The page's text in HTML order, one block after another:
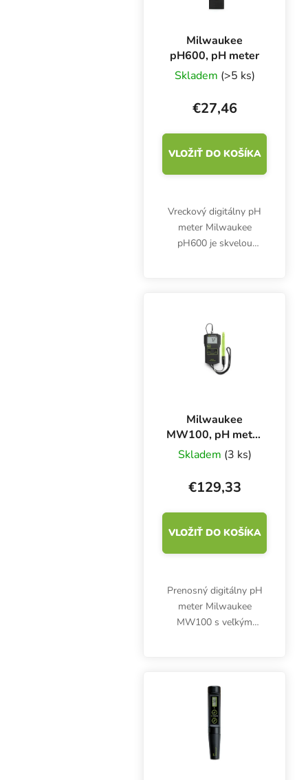
Milwaukee
pH600, pH meter
Skladem (>5 ks)
€27,46
VLOŽIŤ DO KOŠÍKA
Vreckový digitálny pH
meter Milwaukee
pH600 je skvelou
vody, živného roztoku a
iných kvapalín.
Milwaukee
MW100, pH meter
s externou
elektródou
Skladem (3 ks)
€129,33
VLOŽIŤ DO KOŠÍKA
Prenosný digitálny pH
meter Milwaukee
MW100 s veľkým
meranie pH vody alebo
živného roztoku.